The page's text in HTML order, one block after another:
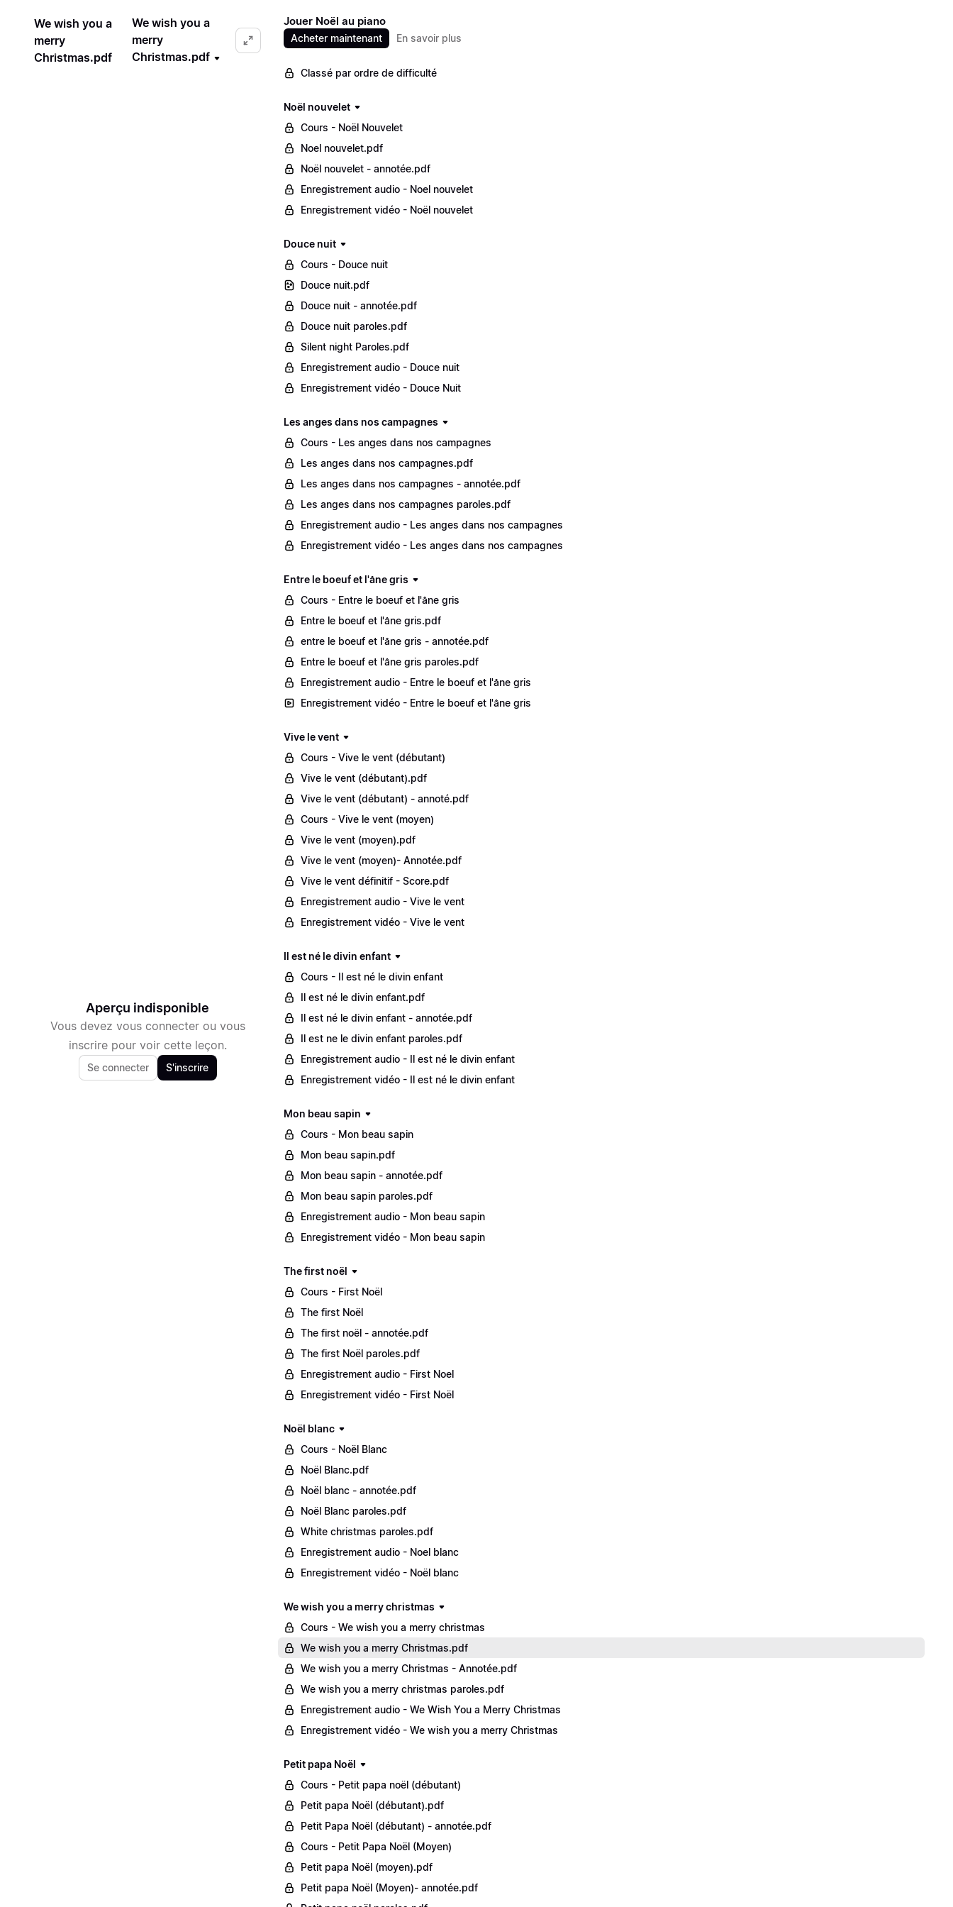
We wish you a
merry
Christmas.pdf
We wish you a
merry
Christmas.pdf
Aperçu indisponible
Vous devez vous connecter ou vous
inscrire pour voir cette leçon.
Se connecter S'inscrire
Jouer Noël au piano
Acheter maintenant En savoir plus
Classé par ordre de difficulté
Noël nouvelet
Cours - Noël Nouvelet
Noel nouvelet.pdf
Noël nouvelet - annotée.pdf
Enregistrement audio - Noel nouvelet
Enregistrement vidéo - Noël nouvelet
Douce nuit
Cours - Douce nuit
Douce nuit.pdf
Douce nuit - annotée.pdf
Douce nuit paroles.pdf
Silent night Paroles.pdf
Enregistrement audio - Douce nuit
Enregistrement vidéo - Douce Nuit
Les anges dans nos campagnes
Cours - Les anges dans nos campagnes
Les anges dans nos campagnes.pdf
Les anges dans nos campagnes - annotée.pdf
Les anges dans nos campagnes paroles.pdf
Enregistrement audio - Les anges dans nos campagnes
Enregistrement vidéo - Les anges dans nos campagnes
Entre le boeuf et l'âne gris
Cours - Entre le boeuf et l'âne gris
Entre le boeuf et l'âne gris.pdf
entre le boeuf et l'âne gris - annotée.pdf
Entre le boeuf et l'âne gris paroles.pdf
Enregistrement audio - Entre le boeuf et l'âne gris
Enregistrement vidéo - Entre le boeuf et l'âne gris
Vive le vent
Cours - Vive le vent (débutant)
Vive le vent (débutant).pdf
Vive le vent (débutant) - annoté.pdf
Cours - Vive le vent (moyen)
Vive le vent (moyen).pdf
Vive le vent (moyen)- Annotée.pdf
Vive le vent définitif - Score.pdf
Enregistrement audio - Vive le vent
Enregistrement vidéo - Vive le vent
Il est né le divin enfant
Cours - Il est né le divin enfant
Il est né le divin enfant.pdf
Il est né le divin enfant - annotée.pdf
Il est ne le divin enfant paroles.pdf
Enregistrement audio - Il est né le divin enfant
Enregistrement vidéo - Il est né le divin enfant
Mon beau sapin
Cours - Mon beau sapin
Mon beau sapin.pdf
Mon beau sapin - annotée.pdf
Mon beau sapin paroles.pdf
Enregistrement audio - Mon beau sapin
Enregistrement vidéo - Mon beau sapin
The first noël
Cours - First Noël
The first Noël
The first noël - annotée.pdf
The first Noël paroles.pdf
Enregistrement audio - First Noel
Enregistrement vidéo - First Noël
Noël blanc
Cours - Noël Blanc
Noël Blanc.pdf
Noël blanc - annotée.pdf
Noël Blanc paroles.pdf
White christmas paroles.pdf
Enregistrement audio - Noel blanc
Enregistrement vidéo - Noël blanc
We wish you a merry christmas
Cours - We wish you a merry christmas
We wish you a merry Christmas.pdf
We wish you a merry Christmas - Annotée.pdf
We wish you a merry christmas paroles.pdf
Enregistrement audio - We Wish You a Merry Christmas
Enregistrement vidéo - We wish you a merry Christmas
Petit papa Noël
Cours - Petit papa noël (débutant)
Petit papa Noël (débutant).pdf
Petit Papa Noël (débutant) - annotée.pdf
Cours - Petit Papa Noël (Moyen)
Petit papa Noël (moyen).pdf
Petit papa Noël (Moyen)- annotée.pdf